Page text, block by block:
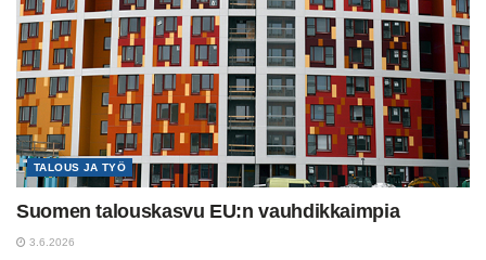
TALOUS JA TYÖ
Suomen talouskasvu EU:n vauhdikkaimpia
3.6.2026